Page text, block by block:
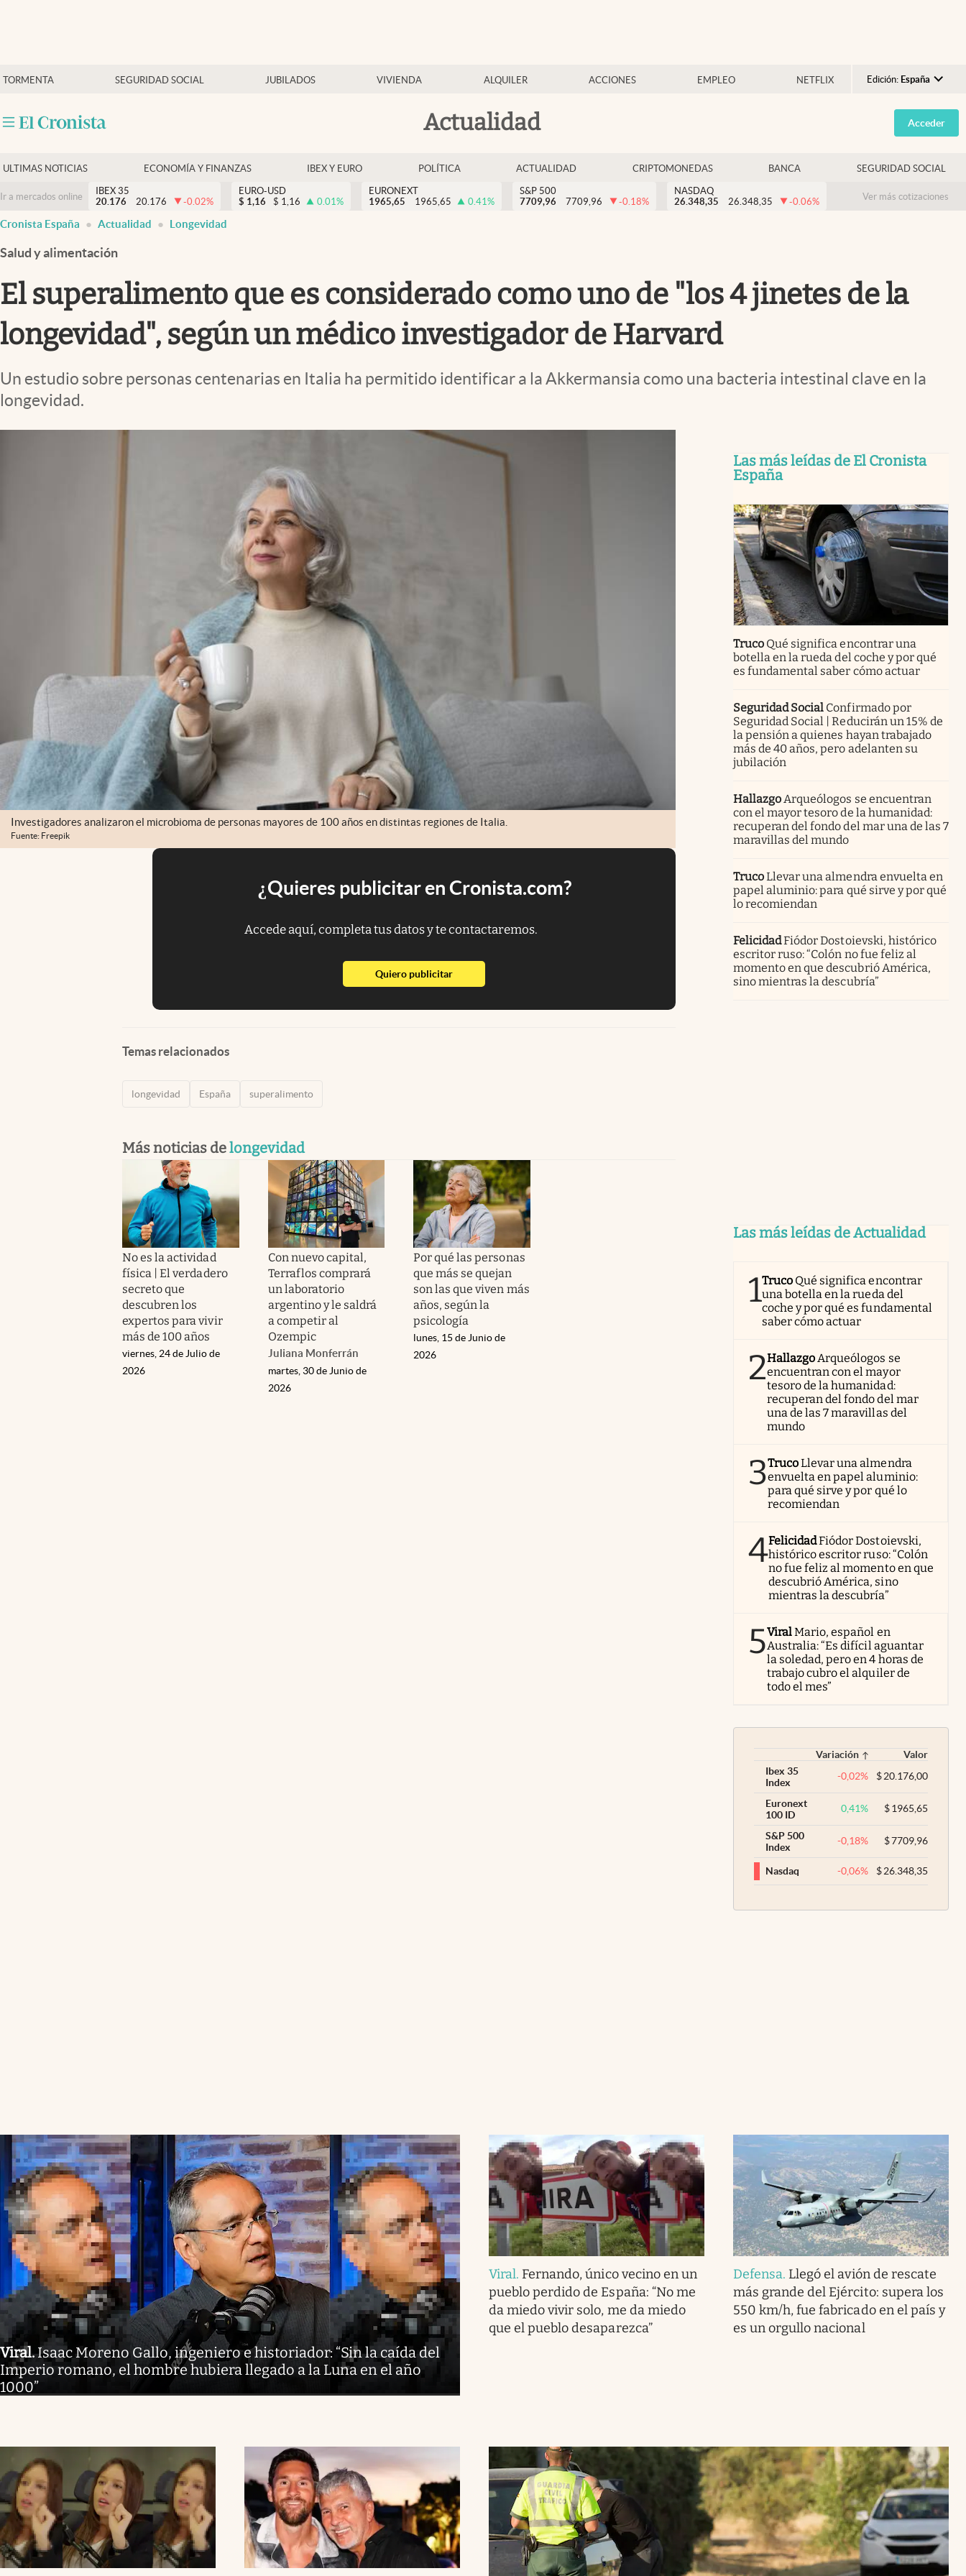
TORMENTA SEGURIDAD SOCIAL JUBILADOS VIVIENDA ALQUILER ACCIONES EMPLEO NETFLIX Edición: España
Argentina
España
USA
Colombia
Actualidad
Economía y finanzas
Criptomonedas
Acceder
ULTIMAS NOTICIAS ECONOMÍA Y FINANZAS IBEX Y EURO POLÍTICA ACTUALIDAD CRIPTOMONEDAS BANCA SEGURIDAD SOCIAL
Ir a mercados online
IBEX 35
20.176
20.176 -0.02%
EURO-USD
$ 1,16 $ 1,16 0.01%
EURONEXT
1965,65
1965,65 0.41%
S&P 500
7709,96
7709,96 -0.18%
NASDAQ
26.348,35
26.348,35 -0.06% Ver más cotizaciones
Cronista España Actualidad Longevidad
Salud y alimentación
El superalimento que es considerado como uno de "los 4 jinetes de la
longevidad", según un médico investigador de Harvard
Un estudio sobre personas centenarias en Italia ha permitido identificar a la Akkermansia como una bacteria intestinal clave en la
longevidad.
Investigadores analizaron el microbioma de personas mayores de 100 años en distintas regiones de Italia.
Fuente: Freepik
¿Quieres publicitar en Cronista.com?
Accede aquí, completa tus datos y te contactaremos.
Quiero publicitarabre en nueva pestaña
Temas relacionados
longevidad España superalimento
Más noticias delongevidad
No es la actividad
física | El verdadero
secreto que
descubren los
expertos para vivir
más de 100 años
viernes, 24 de Julio de
2026
Con nuevo capital,
Terraflos comprará
un laboratorio
argentino y le saldrá
a competir al
Ozempic
Juliana Monferrán
martes, 30 de Junio de
2026
Por qué las personas
que más se quejan
son las que viven más
años, según la
psicología
lunes, 15 de Junio de
2026
Las más leídas de El Cronista
España
Truco Qué significa encontrar una
botella en la rueda del coche y por qué
es fundamental saber cómo actuar
Seguridad Social Confirmado por
Seguridad Social | Reducirán un 15% de
la pensión a quienes hayan trabajado
más de 40 años, pero adelanten su
jubilación
HallazgoArqueólogos se encuentran
con el mayor tesoro de la humanidad:
recuperan del fondo del mar una de las 7
maravillas del mundo
TrucoLlevar una almendra envuelta en
papel aluminio: para qué sirve y por qué
lo recomiendan
FelicidadFiódor Dostoievski, histórico
escritor ruso: “Colón no fue feliz al
momento en que descubrió América,
sino mientras la descubría”
Las más leídas de Actualidad
1Truco Qué significa encontrar
una botella en la rueda del
coche y por qué es fundamental
saber cómo actuar
2HallazgoArqueólogos se
encuentran con el mayor
tesoro de la humanidad:
recuperan del fondo del mar
una de las 7 maravillas del
mundo
3TrucoLlevar una almendra
envuelta en papel aluminio:
para qué sirve y por qué lo
recomiendan
4FelicidadFiódor Dostoievski,
histórico escritor ruso: “Colón
no fue feliz al momento en que
descubrió América, sino
mientras la descubría”
5ViralMario, español en
Australia: “Es difícil aguantar
la soledad, pero en 4 horas de
trabajo cubro el alquiler de
todo el mes”
Variación
Valor
Ibex 35
Index
-0,02% $20.176,00
Euronext
100 ID
0,41% $1965,65
S&P 500
Index
-0,18% $7709,96
Nasdaq -0,06% $26.348,35
Viral.Isaac Moreno Gallo, ingeniero e historiador: “Sin la caída del
Imperio romano, el hombre hubiera llegado a la Luna en el año
1000”
Viral. Fernando, único vecino en un
pueblo perdido de España: “No me
da miedo vivir solo, me da miedo
que el pueblo desaparezca”
Defensa. Llegó el avión de rescate
más grande del Ejército: supera los
550 km/h, fue fabricado en el país y
es un orgullo nacional